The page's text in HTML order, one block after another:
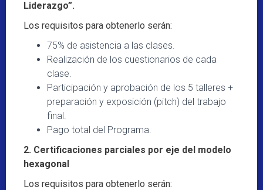
Liderazgo”.
Los requisitos para obtenerlo serán:
75% de asistencia a las clases.
Realización de los cuestionarios de cada
clase.
Participación y aprobación de los 5 talleres +
preparación y exposición (pitch) del trabajo
final.
Pago total del Programa.
2. Certificaciones parciales por eje del modelo
hexagonal
Los requisitos para obtenerlo serán: